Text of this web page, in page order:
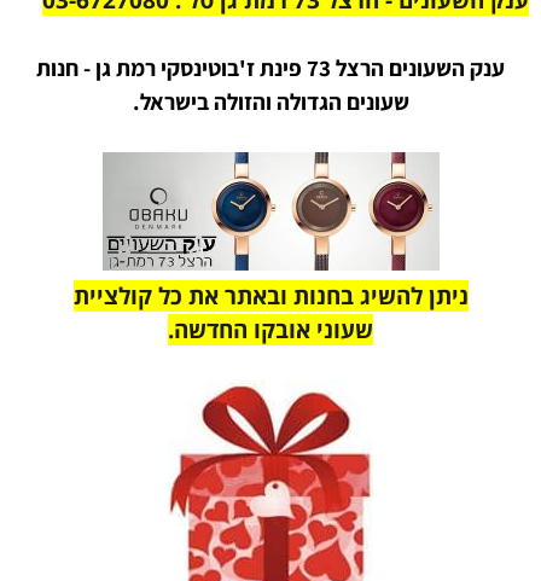
ענק השעונים הרצל 73 פינת ז'בוטינסקי רמת גן - חנות
שעונים הגדולה והזולה בישראל.
ניתן להשיג בחנות ובאתר את כל קולציית
שעוני אובקו החדשה.